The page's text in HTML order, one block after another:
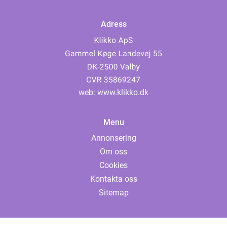
Adress
web: www.klikko.dk
Menu
Annonsering
Om oss
Cookies
Kontakta oss
Sitemap